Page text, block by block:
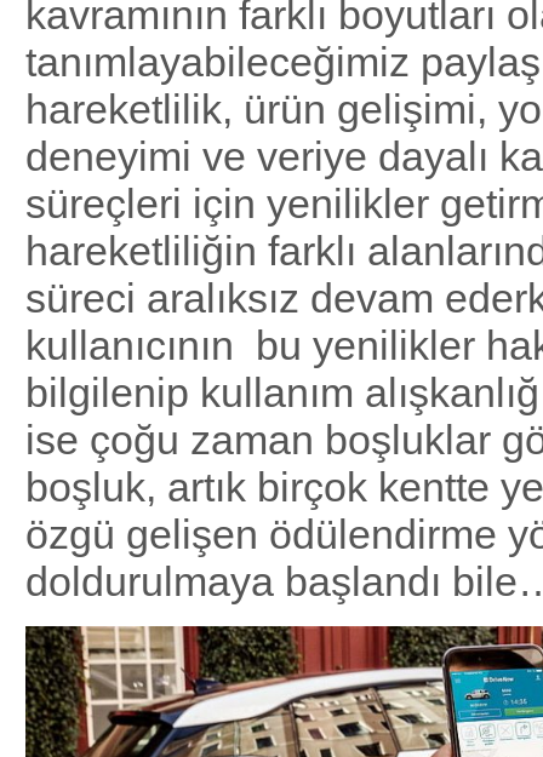
kavramının farklı boyutları
tanımlayabileceğimiz
hareketlilik, ürün gelişimi,
deneyimi ve veriye dayalı
süreçleri için yenilikler
hareketliliğin farklı
süreci aralıksız devam
kullanıcının bu yenilikler
bilgilenip kullanım
ise çoğu zaman boşluklar
boşluk, artık birçok kentte
özgü gelişen ödülendirme
doldurulmaya başlandı